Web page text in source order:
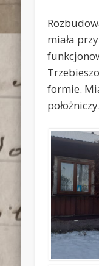
miała
formie.
położniczy.